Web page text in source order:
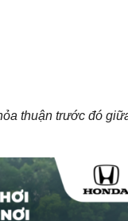
thuận trước đó
bắt buộc